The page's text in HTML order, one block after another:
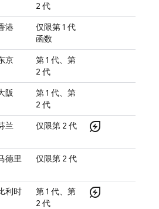
2 代
港
仅限第 1 代
函数
京
第 1 代、第
2 代
阪
第 1 代、第
2 代
兰 仅限第 2 代 energy_savings_leaf
德里 仅限第 2 代
利时
第 1 代、第
2 代
energy_savings_leaf